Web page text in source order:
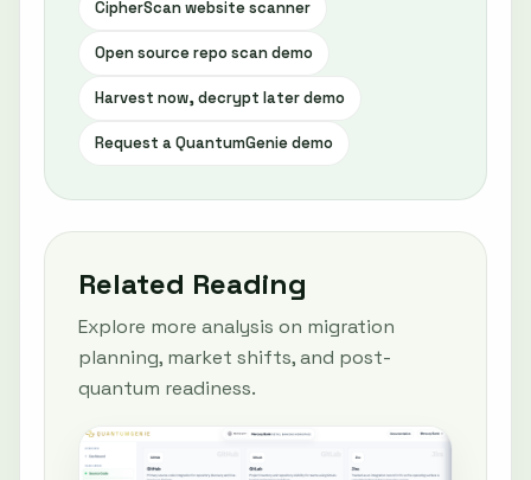
CipherScan website scanner
Open source repo scan demo
Harvest now, decrypt later demo
Request a QuantumGenie demo
Related Reading
Explore more analysis on migration
planning, market shifts, and post-
quantum readiness.